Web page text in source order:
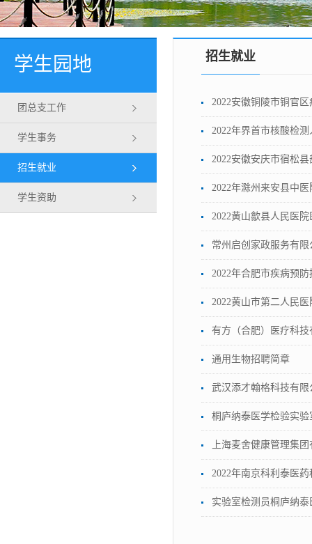
学生园地
团总支工作
学生事务
招生就业
学生资助
招生就业
2022安徽铜陵市铜官
2022年界首市核酸检
2022安徽安庆市宿松
2022年滁州来安县中
2022黄山歙县人民医
常州启创家政服务有
2022年合肥市疾病预
2022黄山市第二人民
有方（合肥）医疗科
通用生物招聘简章
武汉添才翰格科技有
桐庐纳泰医学检验实
上海麦舍健康管理集
2022年南京科利泰医
实验室检测员桐庐纳